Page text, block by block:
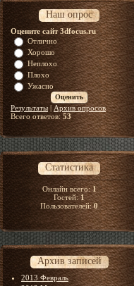
Наш опрос
Оцените сайт 3dfocus.ru
Отлично
Хорошо
Неплохо
Плохо
Ужасно
Результаты| Архив опросов
Всего ответов:53
Статистика
Онлайн всего:1
Гостей:1
Пользователей:0
Архив записей
2013 Февраль